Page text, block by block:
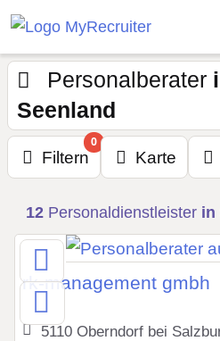
Personalberater
Seenland
Filtern
0
Karte
12 Personaldienstleister in
rk-management gmbh
5110 Oberndorf bei